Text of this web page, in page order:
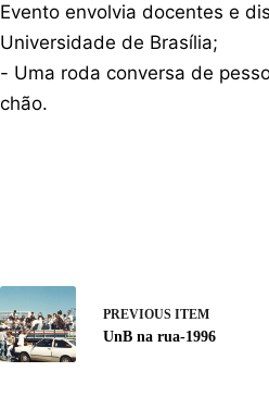
Evento envolvia docentes e
Universidade de Brasília;
- Uma roda conversa de
chão.
PREVIOUS ITEM
UnB na rua-1996